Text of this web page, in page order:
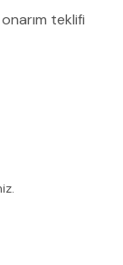
teklifi